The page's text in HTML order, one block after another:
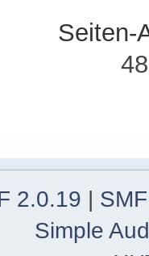
Seiten-
2.0.19 |
Simple